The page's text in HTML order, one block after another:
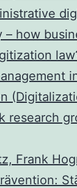
– how
research
Frank